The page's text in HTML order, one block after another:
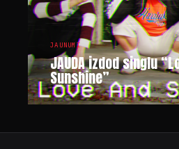
JAUNUMI
JAUDA izdod singlu
Sunshine”